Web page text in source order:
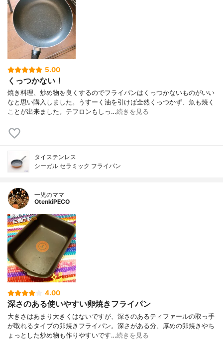
5.00
くっつかない！
焼き料理、炒め物を良くするのでフライパンはくっつかないものがいい
なと思い購入しました。うすーく油を引けば全然くっつかず、魚も焼く
ことが出来ました。テフロンもしっ…続きを見る
タイステンレス
シーガル セラミック フライパン
一児のママ
OtenkiPECO
4.00
深さのある使いやすい卵焼きフライパン
大きさはあまり大きくはないですが、深さのあるティファールの取っ手
が取れるタイプの卵焼きフライパン。深さがある分、厚めの卵焼きやち
ょっとした炒め物も作りやすいです…続きを見る